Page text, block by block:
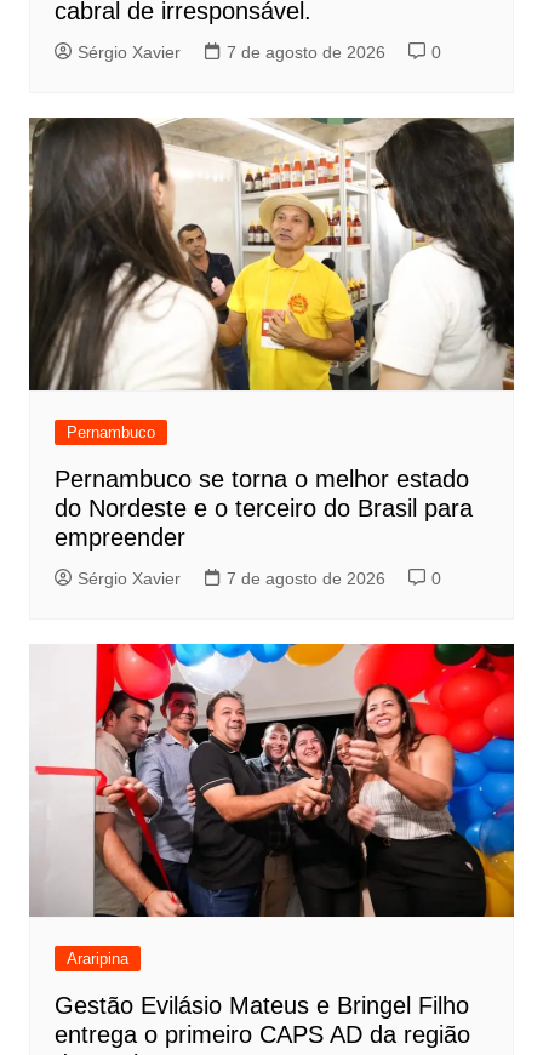
cabral de irresponsável.
Sérgio Xavier 7 de agosto de 2026 0
Pernambuco
Pernambuco se torna o melhor estado
do Nordeste e o terceiro do Brasil para
empreender
Sérgio Xavier 7 de agosto de 2026 0
Araripina
Gestão Evilásio Mateus e Bringel Filho
entrega o primeiro CAPS AD da região